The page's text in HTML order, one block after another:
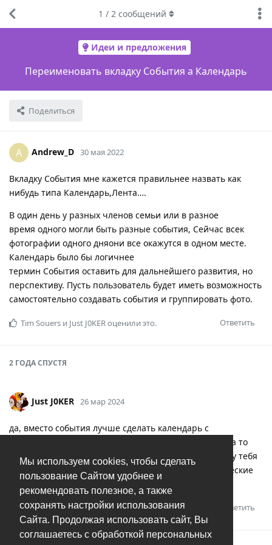
Мы используем cookies, чтобы сделать
пользование Сайтом удобнее и
рекомендовать полезное, а также
сохранять настройки использования
Сайта. Продолжая использовать сайт, Вы
соглашаетесь с обработкой персональных
Идеи и предложения
Переименовать вкладку События а Календарь
Поделиться
1 / 2сообщений
A Andrew_D 30 мая 2022
Вкладку События мне кажется правильнее назвать как
нибудь типа Календарь,Лента….
В один день у разных членов семьи или в разное
время одного могли быть разные события, Сейчас всек
фотографии одного дняони все окажутся в одном месте.
Календарь было бы логичнее
термин События оставить для дальнейшего развития, но
перспективу. Пусть пользователь будет иметь возможность
самостоятельно создавать события и группировать фото.
Ответить
Tim Souers и Just J0KERоценили это.
2 ГОДАСПУСТЯ
Just J0KER 26 мар 2024
да, вместо события лучше сделать календарь с
возможностью выбора/поиска по дню, месяцу, году, а то
вертикальный выбор не очень удобен, когда только у тебя
архив фотографий с 2000 года, да ещё и генеалогические
Ответить